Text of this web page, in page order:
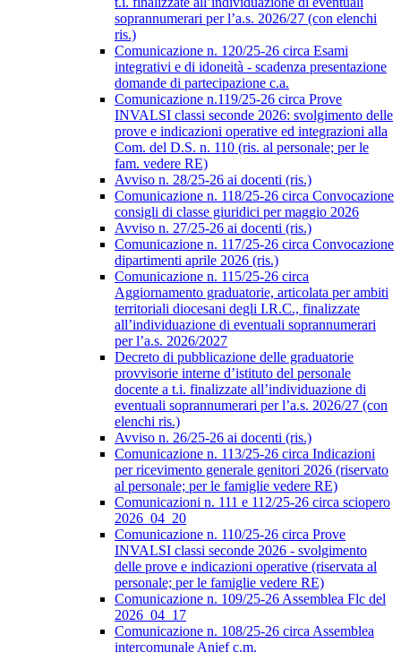
soprannumerari per l’a.s. 2026/27 (con elenchi
ris.)
Comunicazione n. 120/25-26 circa Esami
integrativi e di idoneità - scadenza presentazione
domande di partecipazione c.a.
Comunicazione n.119/25-26 circa Prove
INVALSI classi seconde 2026: svolgimento delle
prove e indicazioni operative ed integrazioni alla
Com. del D.S. n. 110 (ris. al personale; per le
fam. vedere RE)
Avviso n. 28/25-26 ai docenti (ris.)
Comunicazione n. 118/25-26 circa Convocazione
consigli di classe giuridici per maggio 2026
Avviso n. 27/25-26 ai docenti (ris.)
Comunicazione n. 117/25-26 circa Convocazione
dipartimenti aprile 2026 (ris.)
Comunicazione n. 115/25-26 circa
Aggiornamento graduatorie, articolata per ambiti
territoriali diocesani degli I.R.C., finalizzate
all’individuazione di eventuali soprannumerari
per l’a.s. 2026/2027
Decreto di pubblicazione delle graduatorie
provvisorie interne d’istituto del personale
docente a t.i. finalizzate all’individuazione di
eventuali soprannumerari per l’a.s. 2026/27 (con
elenchi ris.)
Avviso n. 26/25-26 ai docenti (ris.)
Comunicazione n. 113/25-26 circa Indicazioni
per ricevimento generale genitori 2026 (riservato
al personale; per le famiglie vedere RE)
Comunicazioni n. 111 e 112/25-26 circa sciopero
2026_04_20
Comunicazione n. 110/25-26 circa Prove
INVALSI classi seconde 2026 - svolgimento
delle prove e indicazioni operative (riservata al
personale; per le famiglie vedere RE)
Comunicazione n. 109/25-26 Assemblea Flc del
2026_04_17
Comunicazione n. 108/25-26 circa Assemblea
intercomunale Anief c.m.